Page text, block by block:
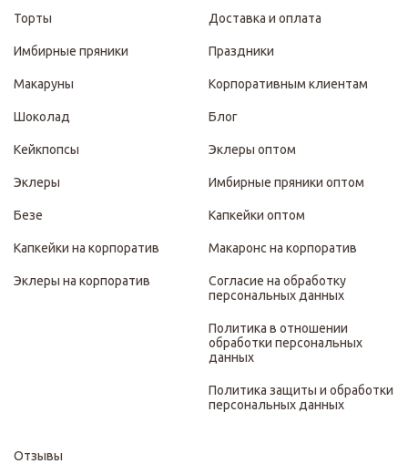
Торты
Имбирные пряники
Макаруны
Шоколад
Кейкпопсы
Эклеры
Безе
Капкейки на корпоратив
Эклеры на корпоратив
Доставка и оплата
Праздники
Корпоративным клиентам
Блог
Эклеры оптом
Имбирные пряники оптом
Капкейки оптом
Макаронс на корпоратив
Согласие на обработку
персональных данных
Политика в отношении
обработки персональных
данных
Политика защиты и обработки
персональных данных
Отзывы